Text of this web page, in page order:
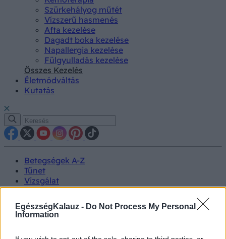
EgészségKalauz - Do Not Process My Personal
Information
Szürkehályog műtét
Vízszerű hasmenés
Afta kezelése
Dagadt boka kezelése
Napallergia kezelése
Fülgyulladás kezelése
Összes Kezelés
Életmódváltás
Kutatás
Betegségek A-Z
Tünet
Vizsgálat
Kezelés
Életmódváltás
Kutatás
Prevenció